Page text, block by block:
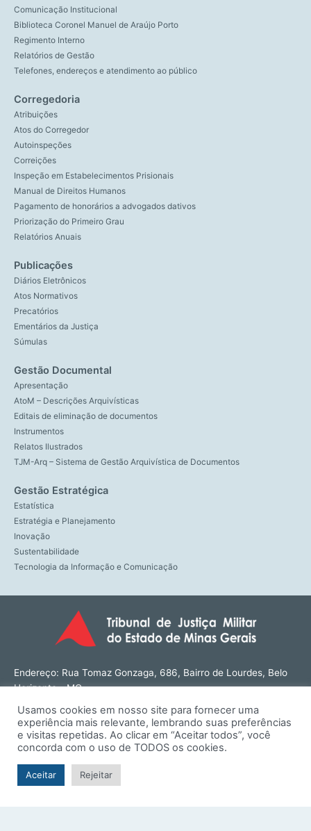
Comunicação Institucional
Biblioteca Coronel Manuel de Araújo Porto
Regimento Interno
Relatórios de Gestão
Telefones, endereços e atendimento ao público
Corregedoria
Atribuições
Atos do Corregedor
Autoinspeções
Correições
Inspeção em Estabelecimentos Prisionais
Manual de Direitos Humanos
Pagamento de honorários a advogados dativos
Priorização do Primeiro Grau
Relatórios Anuais
Publicações
Diários Eletrônicos
Atos Normativos
Precatórios
Ementários da Justiça
Súmulas
Gestão Documental
Apresentação
AtoM – Descrições Arquivísticas
Editais de eliminação de documentos
Instrumentos
Relatos Ilustrados
TJM-Arq – Sistema de Gestão Arquivística de Documentos
Gestão Estratégica
Estatística
Estratégia e Planejamento
Inovação
Sustentabilidade
Tecnologia da Informação e Comunicação
Endereço: Rua Tomaz Gonzaga, 686, Bairro de Lourdes, Belo
Horizonte - MG
Tel: (31) 3274-1566
Contato: ouvidoria@tjmmg.jus.br
Funcionamento: Segunda a Sexta, das 8h às 18h
Usamos cookies em nosso site para fornecer uma
experiência mais relevante, lembrando suas preferências
e visitas repetidas. Ao clicar em “Aceitar todos”, você
concorda com o uso de TODOS os cookies.
Aceitar Rejeitar